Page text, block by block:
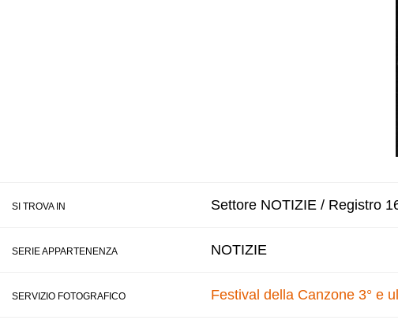
SI TROVA IN Settore NOTIZIE / Registro
SERIE APPARTENENZA NOTIZIE
SERVIZIO FOTOGRAFICO Festival della Canzone 3° e